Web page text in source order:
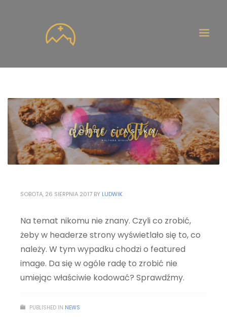
SOBOTA, 26 SIERPNIA 2017 BY LUDWIK
Na temat nikomu nie znany. Czyli co zrobić,
żeby w headerze strony wyświetlało się to, co
należy. W tym wypadku chodzi o featured
image. Da się w ogóle radę to zrobić nie
umiejąc właściwie kodować? Sprawdźmy.
PUBLISHED IN NEWS